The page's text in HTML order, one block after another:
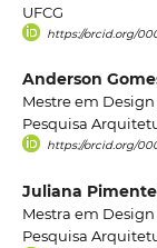
UFCG
https://orcid.org/
Anderson
Mestre em
Pesquisa
https://orcid.org/
Juliana
Mestra em
Pesquisa